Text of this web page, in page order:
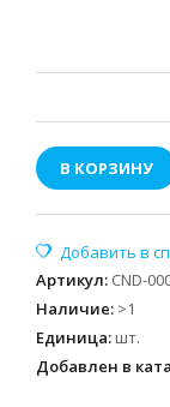
В КОРЗИНУ
Артикул: CND-
Наличие: >1
Единица: шт.
Добавлен в